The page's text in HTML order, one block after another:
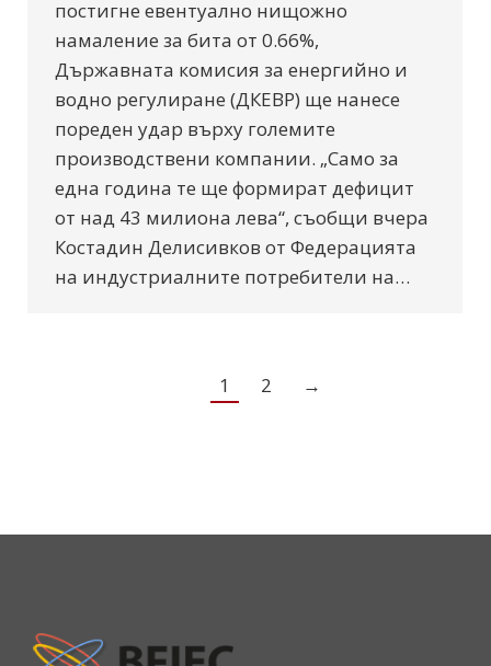
постигне евентуално нищожно
намаление за бита от 0.66%,
Държавната комисия за енергийно и
водно регулиране (ДКЕВР) ще нанесе
пореден удар върху големите
производствени компании. „Само за
една година те ще формират дефицит
от над 43 милиона лева“, съобщи вчера
Костадин Делисивков от Федерацията
на индустриалните потребители на…
1 2 →